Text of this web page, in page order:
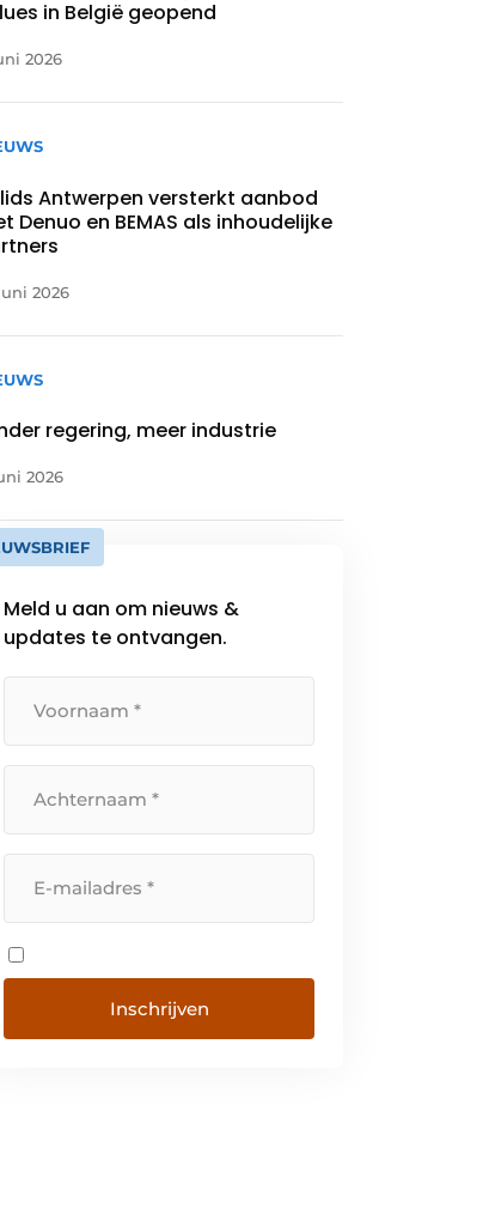
in België geopend
2026
Antwerpen versterkt aanbod
Denuo en BEMAS als inhoudelijke
2026
regering, meer industrie
2026
Meld u aan om nieuws &
updates te ontvangen.